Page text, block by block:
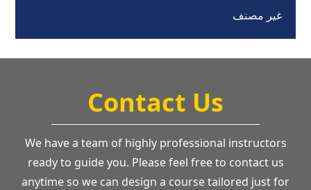
غير مصنف
Contact Us
We have a team of highly professional instructors
ready to guide you. Please feel free to contact us
anytime so we can design a course tailored just for